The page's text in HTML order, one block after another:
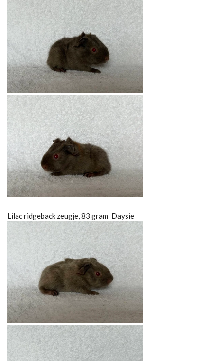
Lilac ridgeback zeugje, 83 gram: Daysie